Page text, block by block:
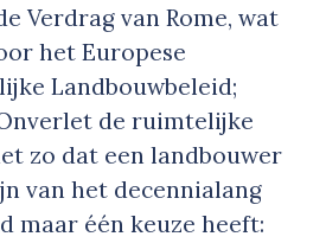
Verdrag van Rome, wat
het Europese
Landbouwbeleid;
de ruimtelijke
zo dat een landbouwer
van het decennialang
maar één keuze heeft: